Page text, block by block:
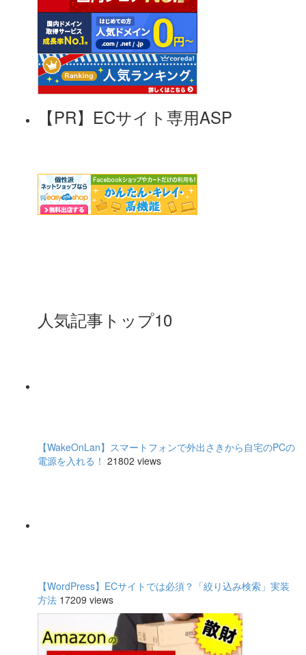
【PR】ECサイト専用ASP
人気記事トップ10
【WakeOnLan】スマートフォンで外出さきから自宅のPCの
電源を入れる！ 21802 views
【WordPress】ECサイトでは必須？「絞り込み検索」実装
方法 17209 views